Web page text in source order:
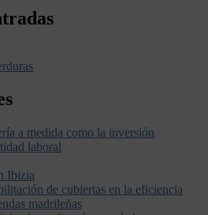
a medida como la inversión
laboral
Ibizia
de cubiertas en la eficiencia
madrileñas